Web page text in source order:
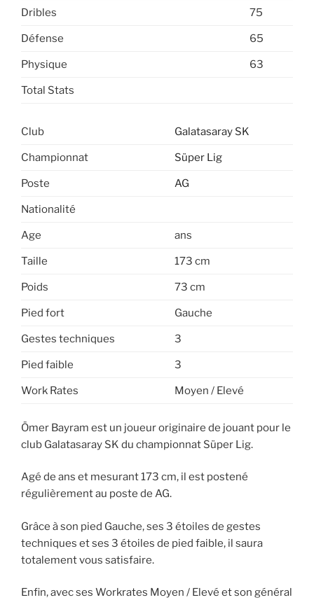
Dribles 75
Défense 65
Physique 63
Total Stats
Club Galatasaray SK
Championnat Süper Lig
Poste AG
Nationalité
Age ans
Taille 173 cm
Poids 73 cm
Pied fort Gauche
Gestes techniques 3
Pied faible 3
Work Rates Moyen / Elevé
Ömer Bayram est un joueur originaire de jouant pour le
club Galatasaray SK du championnat Süper Lig.
Agé de ans et mesurant 173 cm, il est postené
régulièrement au poste de AG.
Grâce à son pied Gauche, ses 3 étoiles de gestes
techniques et ses 3 étoiles de pied faible, il saura
totalement vous satisfaire.
Enfin, avec ses Workrates Moyen / Elevé et son général